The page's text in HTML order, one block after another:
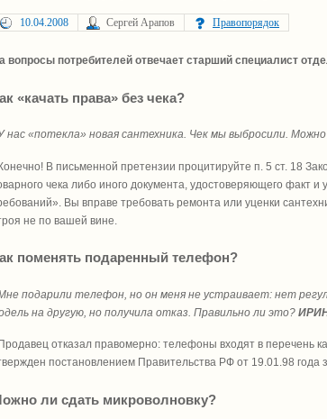
10.04.2008 Сергей Арапов Правопорядок
вопросы потребителей отвечает старший специалист
«качать права» без чека?
нас «потекла» новая сантехника. Чек мы выбросили.
В письменной претензии процитируйте п. 5 ст. 18
чека либо иного документа, удостоверяющего факт
Вы вправе требовать ремонта или уценки
не по вашей вине.
поменять подаренный телефон?
подарили телефон, но он меня не устраивает: нет
на другую, но получила отказ. Правильно ли это?
отказал правомерно: телефоны входят в перечень
постановлением Правительства РФ от 19.01.98 года
ли сдать микроволновку?